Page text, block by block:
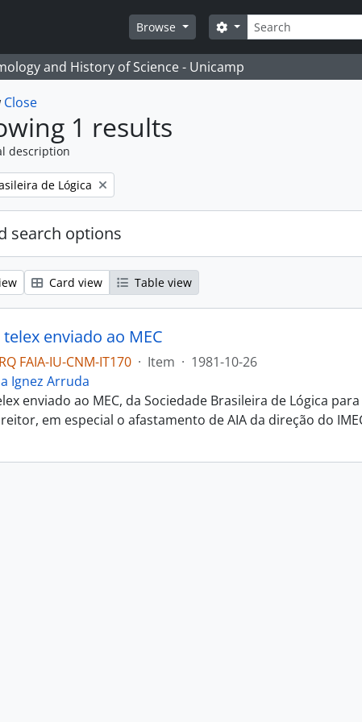
Browse
Search
Search options
and History of Science - Unicamp
Close
1 results
description
de Lógica
search options
Card view Table view
enviado ao MEC
FAIA-IU-CNM-IT170 · Item · 1981-10-26
Ignez Arruda
enviado ao MEC, da Sociedade Brasileira de Lógica
em especial o afastamento de AIA da direção do